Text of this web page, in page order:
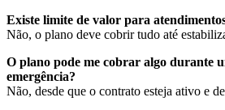
Existe limite de valor para
Não, o plano deve cobrir tudo até
O plano pode me cobrar algo durante
emergência?
Não, desde que o contrato esteja ativo e